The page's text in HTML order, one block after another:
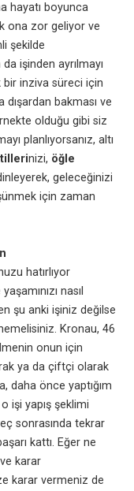
hayatı boyunca
ona zor geliyor ve
şekilde
işinden ayrılmayı
bir inziva süreci için
dışardan bakması ve
olduğu gibi siz
planlıyorsanız, altı
nizi, öğle
geleceğinizi
için zaman
hatırlıyor
nasıl
şu anki işiniz değilse
Kronau, 46
onun için
ya da çiftçi olarak
daha önce yaptığım
işi yapış şeklimi
sonrasında tekrar
kattı. Eğer ne
karar
karar vermeniz de